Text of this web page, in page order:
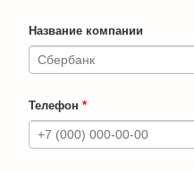
Название компании
Телефон *